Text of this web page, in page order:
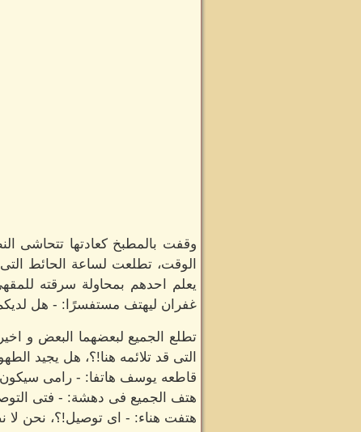
وقفت بالمطبخ كعادتها تتحاشى
الوقت، تطلعت لساعة الحائط
يعلم احدهم بمحاولة سرقته
غفران ليهتف مستفسرًا: - هل
تطلع الجميع لبعضهما البعض و
التى قد تلائمه هنا!؟، هل يجيد
قاطعه يوسف هاتفا: - رامى
هتف الجميع فى دهشة: - فتى
هتفت هناء: - اى توصيل!؟، نحن لا